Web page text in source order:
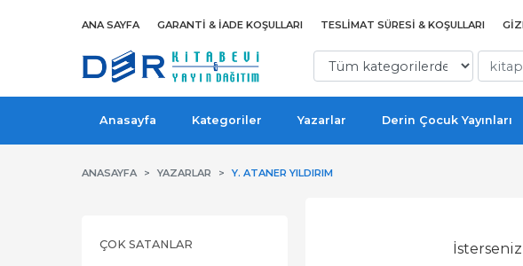
ANA SAYFA GARANTI & İADE KOŞULLARI TESLIMAT SÜRESI & KOŞULLARI
Anasayfa Kategoriler Yazarlar Derin Çocuk Yayınları
ANASAYFA YAZARLAR Y. ATANER YILDIRIM
ÇOK SATANLAR